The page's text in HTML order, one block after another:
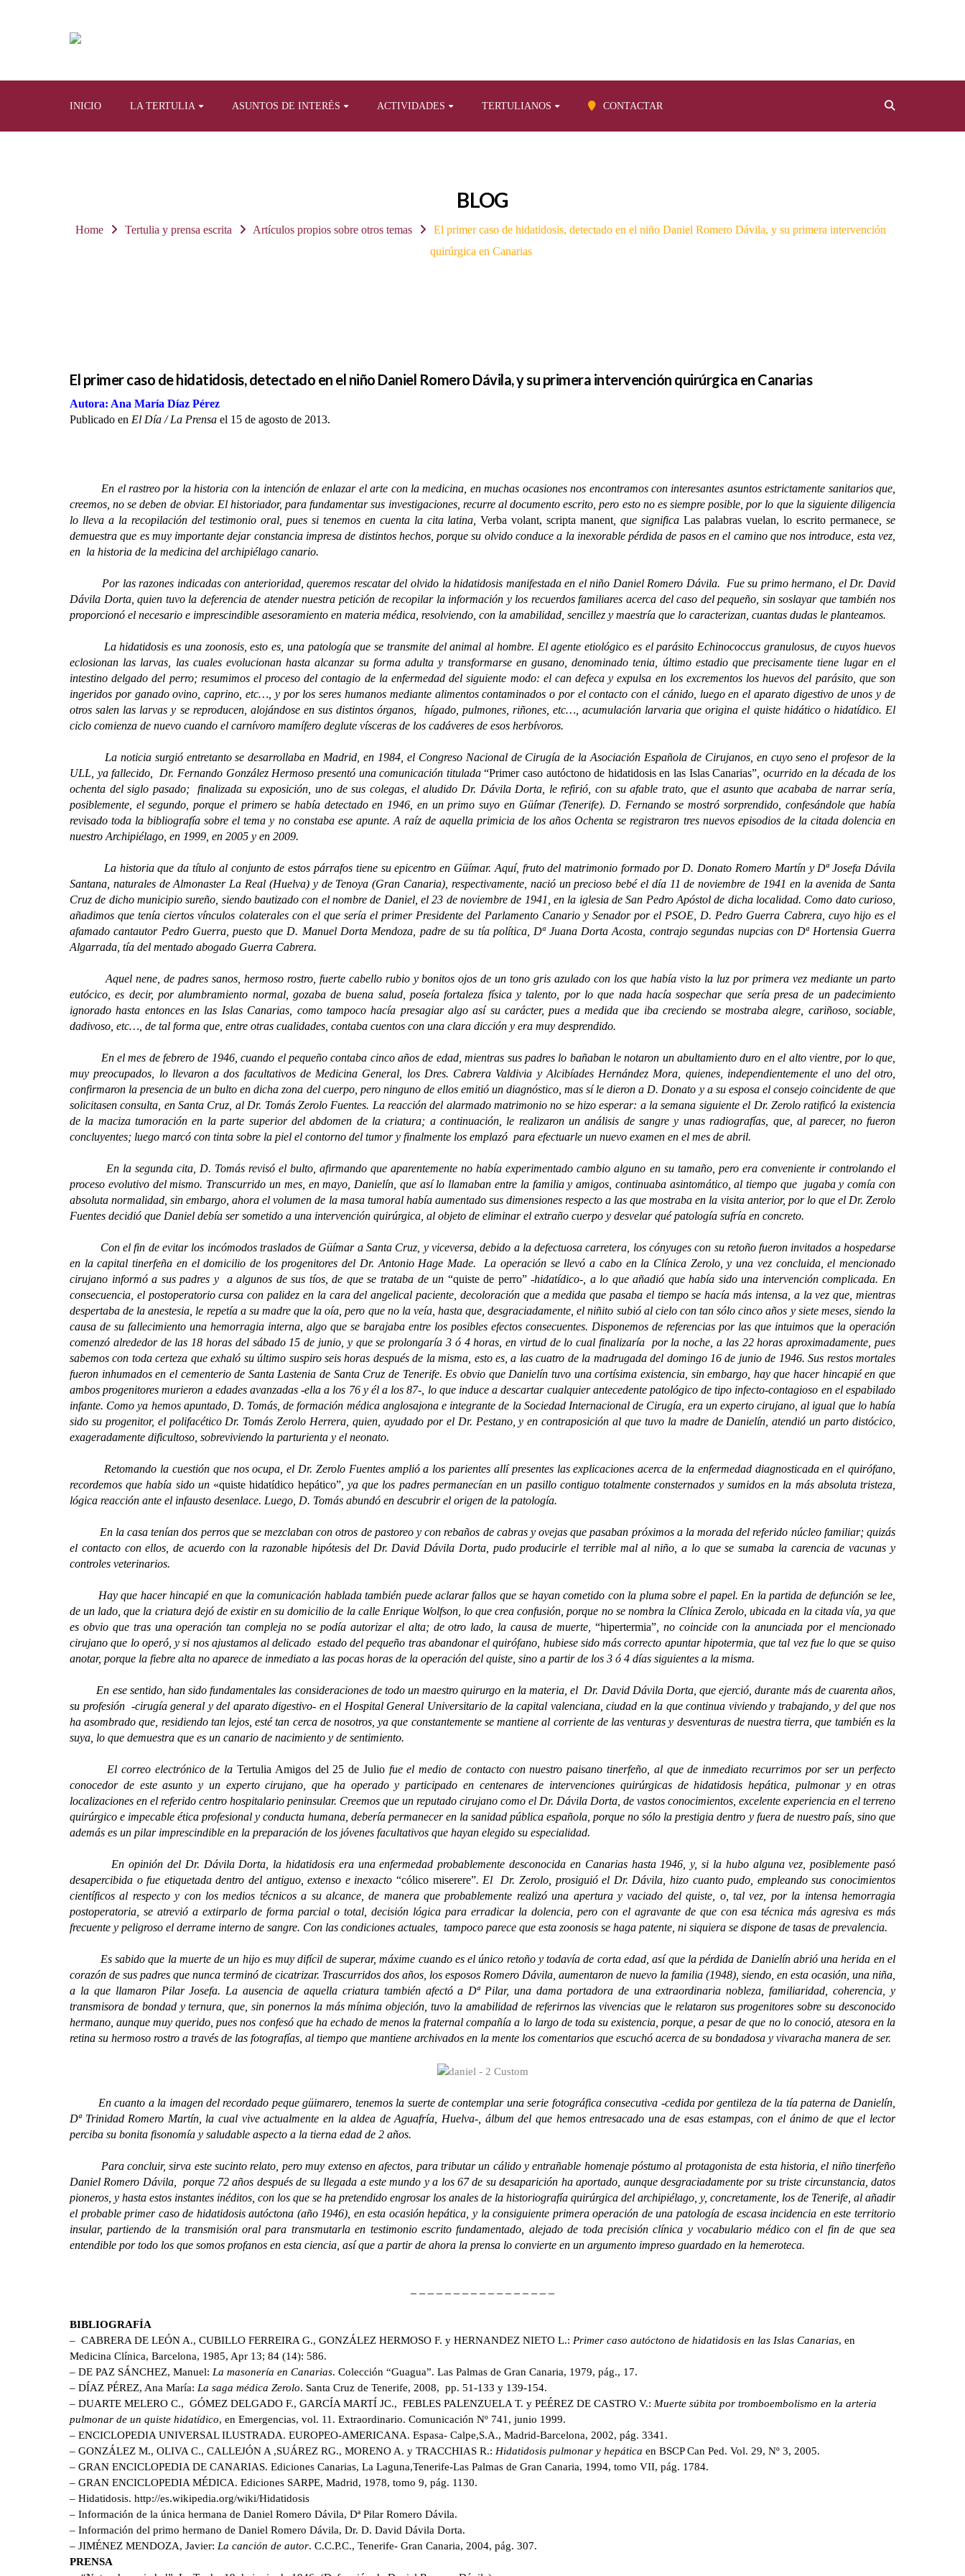
INICIO LA TERTULIA ASUNTOS DE INTERÉS ACTIVIDADES TERTULIANOS CONTACTAR
BLOG
Home Tertulia y prensa escrita Artículos propios sobre otros temas
El primer caso de hidatidosis, detectado en el niño Daniel Romero Dávila, y su primera intervención
quirúrgica en Canarias
El primer caso de hidatidosis, detectado en el niño Daniel Romero Dávila, y su primera intervención quirúrgica en Canarias
Autora: Ana María Díaz Pérez
Publicado en El Día / La Prensa el 15 de agosto de 2013.
En el rastreo por la historia con la intención de enlazar el arte con la medicina, en muchas ocasiones nos encontramos con interesantes asuntos estrictamente sanitarios que,
creemos, no se deben de obviar. El historiador, para fundamentar sus investigaciones, recurre al documento escrito, pero esto no es siempre posible, por lo que la siguiente diligencia
lo lleva a la recopilación del testimonio oral, pues si tenemos en cuenta la cita latina,Verba volant, scripta manent , que significaLas palabras vuelan, lo escrito permanece , se
demuestra que es muy importante dejar constancia impresa de distintos hechos, porque su olvido conduce a la inexorable pérdida de pasos en el camino que nos introduce, esta vez,
en la historia de la medicina del archipiélago canario.
Por las razones indicadas con anterioridad, queremos rescatar del olvido la hidatidosis manifestada en el niño Daniel Romero Dávila. Fue su primo hermano, el Dr. David
Dávila Dorta, quien tuvo la deferencia de atender nuestra petición de recopilar la información y los recuerdos familiares acerca del caso del pequeño, sin soslayar que también nos
proporcionó el necesario e imprescindible asesoramiento en materia médica, resolviendo, con la amabilidad, sencillez y maestría que lo caracterizan, cuantas dudas le planteamos.
La hidatidosis es una zoonosis, esto es, una patología que se transmite del animal al hombre. El agente etiológico es el parásito Echinococcus granulosus, de cuyos huevos
eclosionan las larvas, las cuales evolucionan hasta alcanzar su forma adulta y transformarse en gusano, denominado tenia, último estadio que precisamente tiene lugar en el
intestino delgado del perro; resumimos el proceso del contagio de la enfermedad del siguiente modo: el can defeca y expulsa en los excrementos los huevos del parásito, que son
ingeridos por ganado ovino, caprino, etc…, y por los seres humanos mediante alimentos contaminados o por el contacto con el cánido, luego en el aparato digestivo de unos y de
otros salen las larvas y se reproducen, alojándose en sus distintos órganos, hígado, pulmones, riñones, etc…, acumulación larvaria que origina el quiste hidático o hidatídico. El
ciclo comienza de nuevo cuando el carnívoro mamífero deglute vísceras de los cadáveres de esos herbívoros.
La noticia surgió entretanto se desarrollaba en Madrid, en 1984, el Congreso Nacional de Cirugía de la Asociación Española de Cirujanos, en cuyo seno el profesor de la
ULL, ya fallecido, Dr. Fernando González Hermoso presentó una comunicación titulada“Primer caso autóctono de hidatidosis en las Islas Canarias” , ocurrido en la década de los
ochenta del siglo pasado; finalizada su exposición, uno de sus colegas, el aludido Dr. Dávila Dorta, le refirió, con su afable trato, que el asunto que acababa de narrar sería,
posiblemente, el segundo, porque el primero se había detectado en 1946, en un primo suyo en Güímar (Tenerife). D. Fernando se mostró sorprendido, confesándole que había
revisado toda la bibliografía sobre el tema y no constaba ese apunte. A raíz de aquella primicia de los años Ochenta se registraron tres nuevos episodios de la citada dolencia en
nuestro Archipiélago, en 1999, en 2005 y en 2009.
La historia que da título al conjunto de estos párrafos tiene su epicentro en Güímar. Aquí, fruto del matrimonio formado por D. Donato Romero Martín y Dª Josefa Dávila
Santana, naturales de Almonaster La Real (Huelva) y de Tenoya (Gran Canaria), respectivamente, nació un precioso bebé el día 11 de noviembre de 1941 en la avenida de Santa
Cruz de dicho municipio sureño, siendo bautizado con el nombre de Daniel, el 23 de noviembre de 1941, en la iglesia de San Pedro Apóstol de dicha localidad. Como dato curioso,
añadimos que tenía ciertos vínculos colaterales con el que sería el primer Presidente del Parlamento Canario y Senador por el PSOE, D. Pedro Guerra Cabrera, cuyo hijo es el
afamado cantautor Pedro Guerra, puesto que D. Manuel Dorta Mendoza, padre de su tía política, Dª Juana Dorta Acosta, contrajo segundas nupcias con Dª Hortensia Guerra
Algarrada, tía del mentado abogado Guerra Cabrera.
Aquel nene, de padres sanos, hermoso rostro, fuerte cabello rubio y bonitos ojos de un tono gris azulado con los que había visto la luz por primera vez mediante un parto
eutócico, es decir, por alumbramiento normal, gozaba de buena salud, poseía fortaleza física y talento, por lo que nada hacía sospechar que sería presa de un padecimiento
ignorado hasta entonces en las Islas Canarias, como tampoco hacía presagiar algo así su carácter, pues a medida que iba creciendo se mostraba alegre, cariñoso, sociable,
dadivoso, etc…, de tal forma que, entre otras cualidades, contaba cuentos con una clara dicción y era muy desprendido.
En el mes de febrero de 1946, cuando el pequeño contaba cinco años de edad, mientras sus padres lo bañaban le notaron un abultamiento duro en el alto vientre, por lo que,
muy preocupados, lo llevaron a dos facultativos de Medicina General, los Dres. Cabrera Valdivia y Alcibíades Hernández Mora, quienes, independientemente el uno del otro,
confirmaron la presencia de un bulto en dicha zona del cuerpo, pero ninguno de ellos emitió un diagnóstico, mas sí le dieron a D. Donato y a su esposa el consejo coincidente de que
solicitasen consulta, en Santa Cruz, al Dr. Tomás Zerolo Fuentes. La reacción del alarmado matrimonio no se hizo esperar: a la semana siguiente el Dr. Zerolo ratificó la existencia
de la maciza tumoración en la parte superior del abdomen de la criatura; a continuación, le realizaron un análisis de sangre y unas radiografías, que, al parecer, no fueron
concluyentes; luego marcó con tinta sobre la piel el contorno del tumor y finalmente los emplazó para efectuarle un nuevo examen en el mes de abril.
En la segunda cita, D. Tomás revisó el bulto, afirmando que aparentemente no había experimentado cambio alguno en su tamaño, pero era conveniente ir controlando el
proceso evolutivo del mismo. Transcurrido un mes, en mayo, Danielín, que así lo llamaban entre la familia y amigos, continuaba asintomático, al tiempo que jugaba y comía con
absoluta normalidad, sin embargo, ahora el volumen de la masa tumoral había aumentado sus dimensiones respecto a las que mostraba en la visita anterior, por lo que el Dr. Zerolo
Fuentes decidió que Daniel debía ser sometido a una intervención quirúrgica, al objeto de eliminar el extraño cuerpo y desvelar qué patología sufría en concreto.
Con el fin de evitar los incómodos traslados de Güímar a Santa Cruz, y viceversa, debido a la defectuosa carretera, los cónyuges con su retoño fueron invitados a hospedarse
en la capital tinerfeña en el domicilio de los progenitores del Dr. Antonio Hage Made. La operación se llevó a cabo en la Clínica Zerolo, y una vez concluida, el mencionado
cirujano informó a sus padres y a algunos de sus tíos, de que se trataba de un “quiste de perro”-hidatídico-, a lo que añadió que había sido una intervención complicada. En
consecuencia, el postoperatorio cursa con palidez en la cara del angelical paciente, decoloración que a medida que pasaba el tiempo se hacía más intensa, a la vez que, mientras
despertaba de la anestesia, le repetía a su madre que la oía, pero que no la veía, hasta que, desgraciadamente, el niñito subió al cielo con tan sólo cinco años y siete meses, siendo la
causa de su fallecimiento una hemorragia interna, algo que se barajaba entre los posibles efectos consecuentes. Disponemos de referencias por las que intuimos que la operación
comenzó alrededor de las 18 horas del sábado 15 de junio, y que se prolongaría 3 ó 4 horas, en virtud de lo cual finalizaría por la noche, a las 22 horas aproximadamente, pues
sabemos con toda certeza que exhaló su último suspiro seis horas después de la misma, esto es, a las cuatro de la madrugada del domingo 16 de junio de 1946. Sus restos mortales
fueron inhumados en el cementerio de Santa Lastenia de Santa Cruz de Tenerife. Es obvio que Danielín tuvo una cortísima existencia, sin embargo, hay que hacer hincapié en que
ambos progenitores murieron a edades avanzadas -ella a los 76 y él a los 87-, lo que induce a descartar cualquier antecedente patológico de tipo infecto-contagioso en el espabilado
infante. Como ya hemos apuntado, D. Tomás, de formación médica anglosajona e integrante de la Sociedad Internacional de Cirugía, era un experto cirujano, al igual que lo había
sido su progenitor, el polifacético Dr. Tomás Zerolo Herrera, quien, ayudado por el Dr. Pestano, y en contraposición al que tuvo la madre de Danielín, atendió un parto distócico,
exageradamente dificultoso, sobreviviendo la parturienta y el neonato.
Retomando la cuestión que nos ocupa, el Dr. Zerolo Fuentes amplió a los parientes allí presentes las explicaciones acerca de la enfermedad diagnosticada en el quirófano,
recordemos que había sido un «quiste hidatídico hepático”, ya que los padres permanecían en un pasillo contiguo totalmente consternados y sumidos en la más absoluta tristeza,
lógica reacción ante el infausto desenlace. Luego, D. Tomás abundó en descubrir el origen de la patología.
En la casa tenían dos perros que se mezclaban con otros de pastoreo y con rebaños de cabras y ovejas que pasaban próximos a la morada del referido núcleo familiar; quizás
el contacto con ellos, de acuerdo con la razonable hipótesis del Dr. David Dávila Dorta, pudo producirle el terrible mal al niño, a lo que se sumaba la carencia de vacunas y
controles veterinarios.
Hay que hacer hincapié en que la comunicación hablada también puede aclarar fallos que se hayan cometido con la pluma sobre el papel. En la partida de defunción se lee,
de un lado, que la criatura dejó de existir en su domicilio de la calle Enrique Wolfson, lo que crea confusión, porque no se nombra la Clínica Zerolo, ubicada en la citada vía, ya que
es obvio que tras una operación tan compleja no se podía autorizar el alta; de otro lado, la causa de muerte, “hipertermia”, no coincide con la anunciada por el mencionado
cirujano que lo operó, y si nos ajustamos al delicado estado del pequeño tras abandonar el quirófano, hubiese sido más correcto apuntar hipotermia, que tal vez fue lo que se quiso
anotar, porque la fiebre alta no aparece de inmediato a las pocas horas de la operación del quiste, sino a partir de los 3 ó 4 días siguientes a la misma.
En ese sentido, han sido fundamentales las consideraciones de todo un maestro quirurgo en la materia, el Dr. David Dávila Dorta, que ejerció, durante más de cuarenta años,
su profesión -cirugía general y del aparato digestivo- en el Hospital General Universitario de la capital valenciana, ciudad en la que continua viviendo y trabajando, y del que nos
ha asombrado que, residiendo tan lejos, esté tan cerca de nosotros, ya que constantemente se mantiene al corriente de las venturas y desventuras de nuestra tierra, que también es la
suya, lo que demuestra que es un canario de nacimiento y de sentimiento.
El correo electrónico de la Tertulia Amigos del 25 de Juliofue el medio de contacto con nuestro paisano tinerfeño, al que de inmediato recurrimos por ser un perfecto
conocedor de este asunto y un experto cirujano, que ha operado y participado en centenares de intervenciones quirúrgicas de hidatidosis hepática, pulmonar y en otras
localizaciones en el referido centro hospitalario peninsular. Creemos que un reputado cirujano como el Dr. Dávila Dorta, de vastos conocimientos, excelente experiencia en el terreno
quirúrgico e impecable ética profesional y conducta humana, debería permanecer en la sanidad pública española, porque no sólo la prestigia dentro y fuera de nuestro país, sino que
además es un pilar imprescindible en la preparación de los jóvenes facultativos que hayan elegido su especialidad.
En opinión del Dr. Dávila Dorta, la hidatidosis era una enfermedad probablemente desconocida en Canarias hasta 1946, y, si la hubo alguna vez, posiblemente pasó
desapercibida o fue etiquetada dentro del antiguo, extenso e inexacto “cólico miserere”. El Dr. Zerolo, prosiguió el Dr. Dávila, hizo cuanto pudo, empleando sus conocimientos
científicos al respecto y con los medios técnicos a su alcance, de manera que probablemente realizó una apertura y vaciado del quiste, o, tal vez, por la intensa hemorragia
postoperatoria, se atrevió a extirparlo de forma parcial o total, decisión lógica para erradicar la dolencia, pero con el agravante de que con esa técnica más agresiva es más
frecuente y peligroso el derrame interno de sangre. Con las condiciones actuales, tampoco parece que esta zoonosis se haga patente, ni siquiera se dispone de tasas de prevalencia.
Es sabido que la muerte de un hijo es muy difícil de superar, máxime cuando es el único retoño y todavía de corta edad, así que la pérdida de Danielín abrió una herida en el
corazón de sus padres que nunca terminó de cicatrizar. Trascurridos dos años, los esposos Romero Dávila, aumentaron de nuevo la familia (1948), siendo, en esta ocasión, una niña,
a la que llamaron Pilar Josefa. La ausencia de aquella criatura también afectó a Dª Pilar, una dama portadora de una extraordinaria nobleza, familiaridad, coherencia, y
transmisora de bondad y ternura, que, sin ponernos la más mínima objeción, tuvo la amabilidad de referirnos las vivencias que le relataron sus progenitores sobre su desconocido
hermano, aunque muy querido, pues nos confesó que ha echado de menos la fraternal compañía a lo largo de toda su existencia, porque, a pesar de que no lo conoció, atesora en la
retina su hermoso rostro a través de las fotografías, al tiempo que mantiene archivados en la mente los comentarios que escuchó acerca de su bondadosa y vivaracha manera de ser.
En cuanto a la imagen del recordado peque güimarero, tenemos la suerte de contemplar una serie fotográfica consecutiva -cedida por gentileza de la tía paterna de Danielín,
Dª Trinidad Romero Martín, la cual vive actualmente en la aldea de Aguafría, Huelva-, álbum del que hemos entresacado una de esas estampas, con el ánimo de que el lector
perciba su bonita fisonomía y saludable aspecto a la tierna edad de 2 años.
Para concluir, sirva este sucinto relato, pero muy extenso en afectos, para tributar un cálido y entrañable homenaje póstumo al protagonista de esta historia, el niño tinerfeño
Daniel Romero Dávila, porque 72 años después de su llegada a este mundo y a los 67 de su desaparición ha aportado, aunque desgraciadamente por su triste circunstancia, datos
pioneros, y hasta estos instantes inéditos, con los que se ha pretendido engrosar los anales de la historiografía quirúrgica del archipiélago, y, concretamente, los de Tenerife, al añadir
el probable primer caso de hidatidosis autóctona (año 1946), en esta ocasión hepática, y la consiguiente primera operación de una patología de escasa incidencia en este territorio
insular, partiendo de la transmisión oral para transmutarla en testimonio escrito fundamentado, alejado de toda precisión clínica y vocabulario médico con el fin de que sea
entendible por todo los que somos profanos en esta ciencia, así que a partir de ahora la prensa lo convierte en un argumento impreso guardado en la hemeroteca.
– – – – – – – – – – – – – – – – –
BIBLIOGRAFÍA
– CABRERA DE LEÓN A., CUBILLO FERREIRA G., GONZÁLEZ HERMOSO F. y HERNANDEZ NIETO L.: Primer caso autóctono de hidatidosis en las Islas Canarias, en
Medicina Clínica, Barcelona, 1985, Apr 13; 84 (14): 586.
– DE PAZ SÁNCHEZ, Manuel: La masonería en Canarias. Colección “Guagua”. Las Palmas de Gran Canaria, 1979, pág., 17.
– DÍAZ PÉREZ, Ana María: La saga médica Zerolo. Santa Cruz de Tenerife, 2008, pp. 51-133 y 139-154.
– DUARTE MELERO C., GÓMEZ DELGADO F., GARCÍA MARTÍ JC., FEBLES PALENZUELA T. y PEÉREZ DE CASTRO V.: Muerte súbita por tromboembolismo en la arteria
pulmonar de un quiste hidatídico, en Emergencias, vol. 11. Extraordinario. Comunicación Nº 741, junio 1999.
– ENCICLOPEDIA UNIVERSAL ILUSTRADA. EUROPEO-AMERICANA. Espasa- Calpe,S.A., Madrid-Barcelona, 2002, pág. 3341.
– GONZÁLEZ M., OLIVA C., CALLEJÓN A ,SUÁREZ RG., MORENO A. y TRACCHIAS R.: Hidatidosis pulmonar y hepática en BSCP Can Ped. Vol. 29, Nº 3, 2005.
– GRAN ENCICLOPEDIA DE CANARIAS. Ediciones Canarias, La Laguna,Tenerife-Las Palmas de Gran Canaria, 1994, tomo VII, pág. 1784.
– GRAN ENCICLOPEDIA MÉDICA. Ediciones SARPE, Madrid, 1978, tomo 9, pág. 1130.
– Hidatidosis. http://es.wikipedia.org/wiki/Hidatidosis
– Información de la única hermana de Daniel Romero Dávila, Dª Pilar Romero Dávila.
– Información del primo hermano de Daniel Romero Dávila, Dr. D. David Dávila Dorta.
– JIMÉNEZ MENDOZA, Javier: La canción de autor. C.C.P.C., Tenerife- Gran Canaria, 2004, pág. 307.
PRENSA